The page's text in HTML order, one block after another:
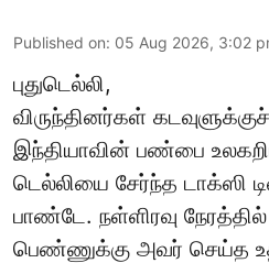
Published on: 05 Aug 2026, 3:02
புதுடெல்லி,
விருந்தினர்கள்
இந்தியாவின் பண்பை
டெல்லியை சேர்ந்த டாக்ஸி
பாண்டே. நள்ளிரவு
பெண்ணுக்கு அவர் செய்த